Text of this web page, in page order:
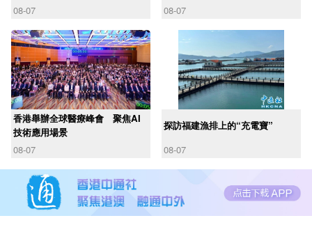
08-07
08-07
香港舉辦全球醫療峰會 聚焦AI
技術應用場景
08-07
探訪福建漁排上的“充電寶”
08-07